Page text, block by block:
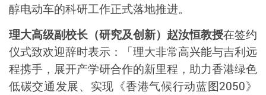
醇电动车的科研工作正式落地推进。
理大高级副校长（研究及创新）赵汝恒教授在签约
仪式致欢迎辞时表示：「理大非常高兴能与吉利远
程携手，展开产学研合作的新里程，助力香港绿色
低碳交通发展、实现《香港气候行动蓝图2050》